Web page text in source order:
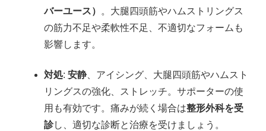
バーユース） 。大腿四頭筋やハムストリングス
の筋力不足や柔軟性不足、不適切なフォームも
影響します。
対処:安静、アイシング、大腿四頭筋やハムスト
リングスの強化、ストレッチ。サポーターの使
用も有効です。痛みが続く場合は整形外科を受
診し、適切な診断と治療を受けましょう。